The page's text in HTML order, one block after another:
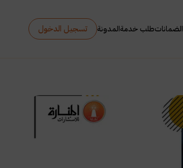
الضماناتطلب خدمةالمدونة تسجيل الدخول